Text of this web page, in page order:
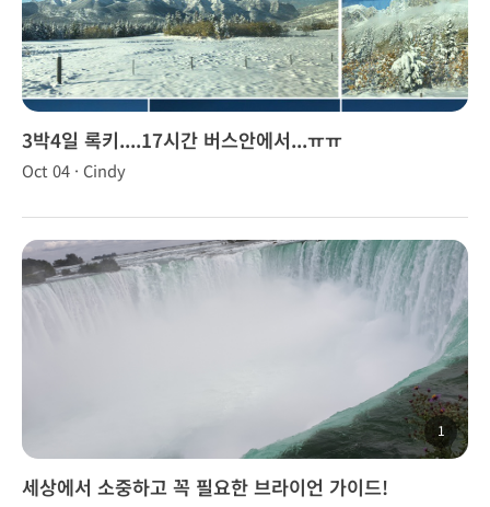
3박4일 록키....17시간 버스안에서...ㅠㅠ
Oct 04 · Cindy
1
세상에서 소중하고 꼭 필요한 브라이언 가이드!